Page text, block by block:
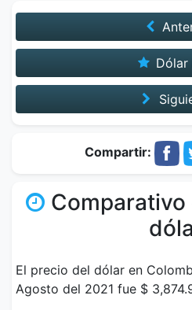
Dólar
Compartir:
El precio del dólar en
Agosto del 2021 fue $